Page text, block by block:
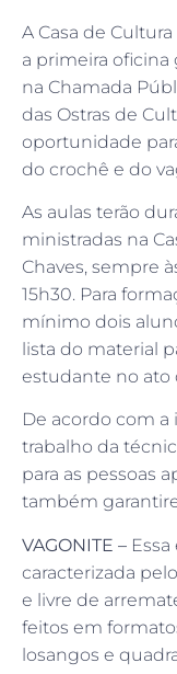
A Casa de
a primeira oficina
na Chamada
das Ostras de
oportunidade
do crochê e do
As aulas terão
ministradas na
Chaves, sempre
15h30. Para
mínimo dois
lista do material
estudante no ato
De acordo com a
trabalho da
para as pessoas
também
VAGONITE –
caracterizada
e livre de
feitos em
losangos e